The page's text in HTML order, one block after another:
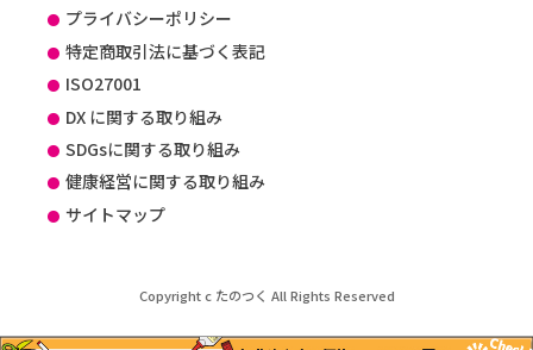
プライバシーポリシー
特定商取引法に基づく表記
ISO27001
DX に関する取り組み
SDGsに関する取り組み
健康経営に関する取り組み
サイトマップ
Copyright c たのつく All Rights Reserved